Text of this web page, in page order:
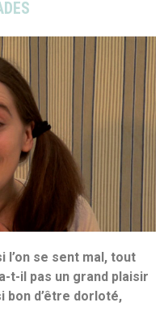
l’on se sent mal, tout
t-il pas un grand plaisir
bon d’être dorloté,